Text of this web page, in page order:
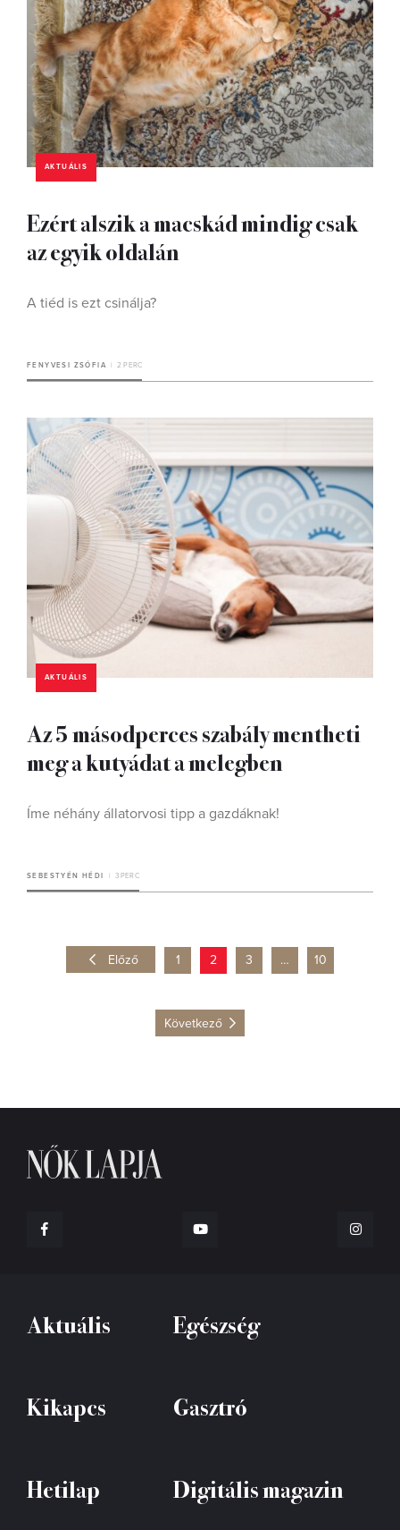
AKTUÁLIS
Ezért alszik a macskád mindig csak
az egyik oldalán
A tiéd is ezt csinálja?
FENYVESI ZSÓFIA 2 PERC
AKTUÁLIS
Az 5 másodperces szabály mentheti
meg a kutyádat a melegben
Íme néhány állatorvosi tipp a gazdáknak!
SEBESTYÉN HÉDI 3 PERC
Előző 1 2 3 … 10
Következő
Aktuális Egészség
Kikapcs Gasztró
Hetilap Digitális magazin